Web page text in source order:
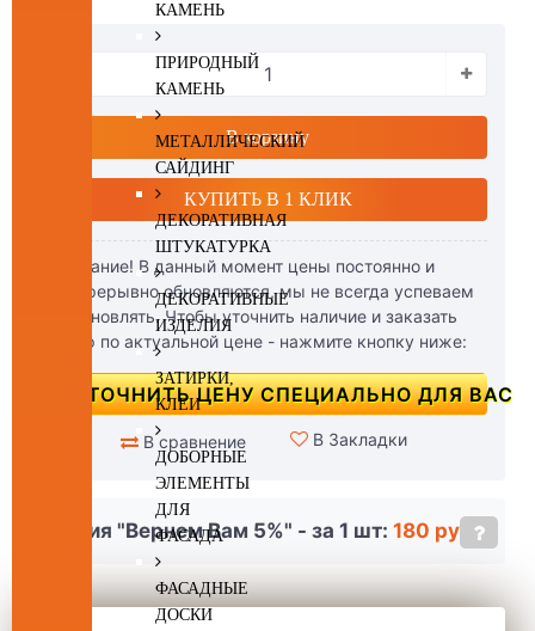
КАМЕНЬ
ПРИРОДНЫЙ
КАМЕНЬ
МЕТАЛЛИЧЕСКИЙ
САЙДИНГ
ДЕКОРАТИВНАЯ
ШТУКАТУРКА
ДЕКОРАТИВНЫЕ
ИЗДЕЛИЯ
ЗАТИРКИ,
КЛЕИ
ДОБОРНЫЕ
ЭЛЕМЕНТЫ
ДЛЯ
ФАСАДА
ФАСАДНЫЕ
ДОСКИ
В корзину
КУПИТЬ В 1 КЛИК
Внимание! В данный момент цены постоянно и
беспрерывно обновляются, мы не всегда успеваем
их обновлять. Чтобы уточнить наличие и заказать
товар по актуальной цене - нажмите кнопку ниже:
УТОЧНИТЬ ЦЕНУ СПЕЦИАЛЬНО ДЛЯ ВАС
В сравнение В Закладки
Акция "Вернем Вам 5%" - за 1 шт: 180 руб.